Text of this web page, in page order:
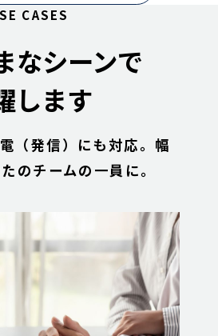
CASES
なシーンで
します
（発信）にも対応。幅
のチームの一員に。